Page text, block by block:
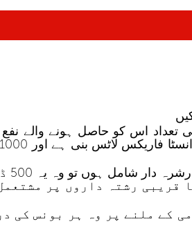
اگر
قریبی رشتہ داروں پر
کے ملنے پر وہ ہر بونس کی